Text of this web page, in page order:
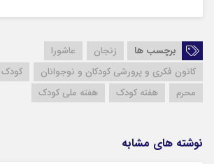
برچسب ها زنجان
عاشورا
کانون فکری و پرورشی کودکان و نوجوانان
کودک
محرم
هفته کودک هفته ملی کودک
نوشته های مشابه